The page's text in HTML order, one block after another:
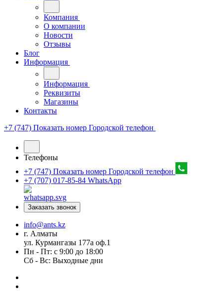
Компания
О компании
Новости
Отзывы
Блог
Информация
Информация
Реквизиты
Магазины
Контакты
+7 (747) Показать номер Городской телефон
Телефоны
+7 (747) Показать номер Городской телефон
+7 (707) 017-85-84 WhatsApp
Заказать звонок
info@ants.kz
г. Алматы
ул. Курмангазы 177а оф.1
Пн - Пт: с 9:00 до 18:00
Сб - Вс: Выходные дни